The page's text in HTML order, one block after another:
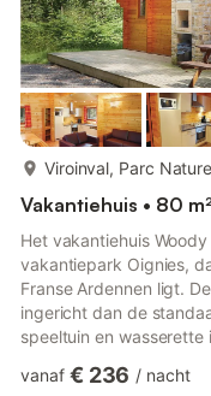
Viroinval, Parc
Vakantiehuis • 80
Het vakantiehuis
vakantiepark Oignies,
Franse Ardennen ligt.
ingericht dan de
speeltuin en
apparatuur in de
vanaf € 236 / nacht